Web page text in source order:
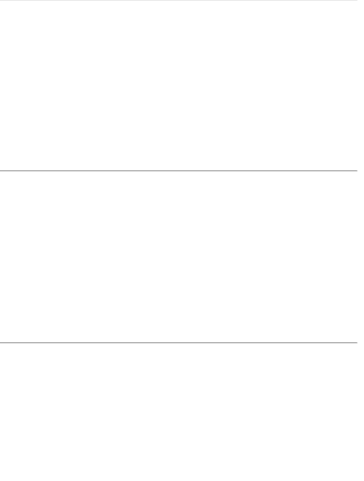
soient à la hauteur des attentes de nos clients
métiers et ayant une capacité d’accueil et d’écoute.